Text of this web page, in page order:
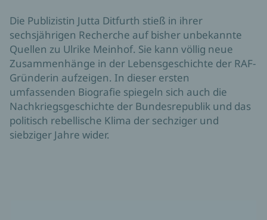
Die Publizistin Jutta Ditfurth stieß in ihrer
sechsjährigen Recherche auf bisher unbekannte
Quellen zu Ulrike Meinhof. Sie kann völlig neue
Zusammenhänge in der Lebensgeschichte der RAF-
Gründerin aufzeigen. In dieser ersten
umfassenden Biografie spiegeln sich auch die
Nachkriegsgeschichte der Bundesrepublik und das
politisch rebellische Klima der sechziger und
siebziger Jahre wider.